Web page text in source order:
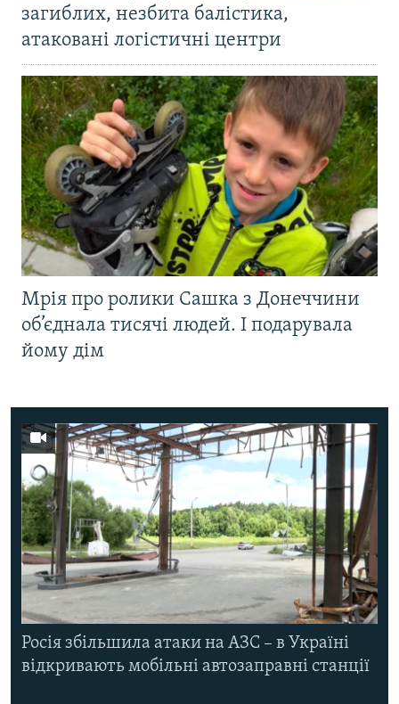
загиблих, незбита балістика,
атаковані логістичні центри
Мрія про ролики Сашка з Донеччини
об’єднала тисячі людей. І подарувала
йому дім
Росія збільшила атаки на АЗС – в Україні
відкривають мобільні автозаправні станції